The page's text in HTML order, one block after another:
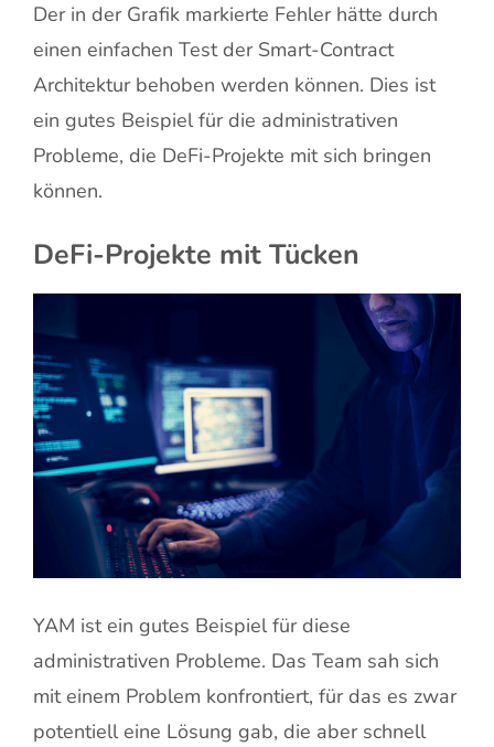
Der in der Grafik markierte Fehler hätte durch
einen einfachen Test der Smart-Contract
Architektur behoben werden können. Dies ist
ein gutes Beispiel für die administrativen
Probleme, die DeFi-Projekte mit sich bringen
können.
DeFi-Projekte mit Tücken
YAM ist ein gutes Beispiel für diese
administrativen Probleme. Das Team sah sich
mit einem Problem konfrontiert, für das es zwar
potentiell eine Lösung gab, die aber schnell